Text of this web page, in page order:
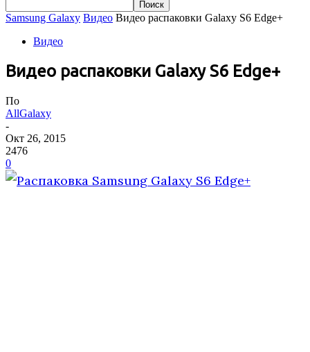
Samsung Galaxy Видео Видео распаковки Galaxy S6 Edge+
Видео
Видео распаковки Galaxy S6 Edge+
По
AllGalaxy
-
Окт 26, 2015
2476
0